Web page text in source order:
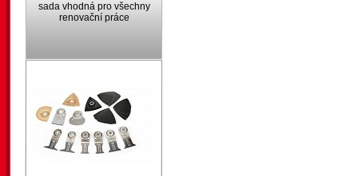
sada vhodná pro všechny
renovační práce